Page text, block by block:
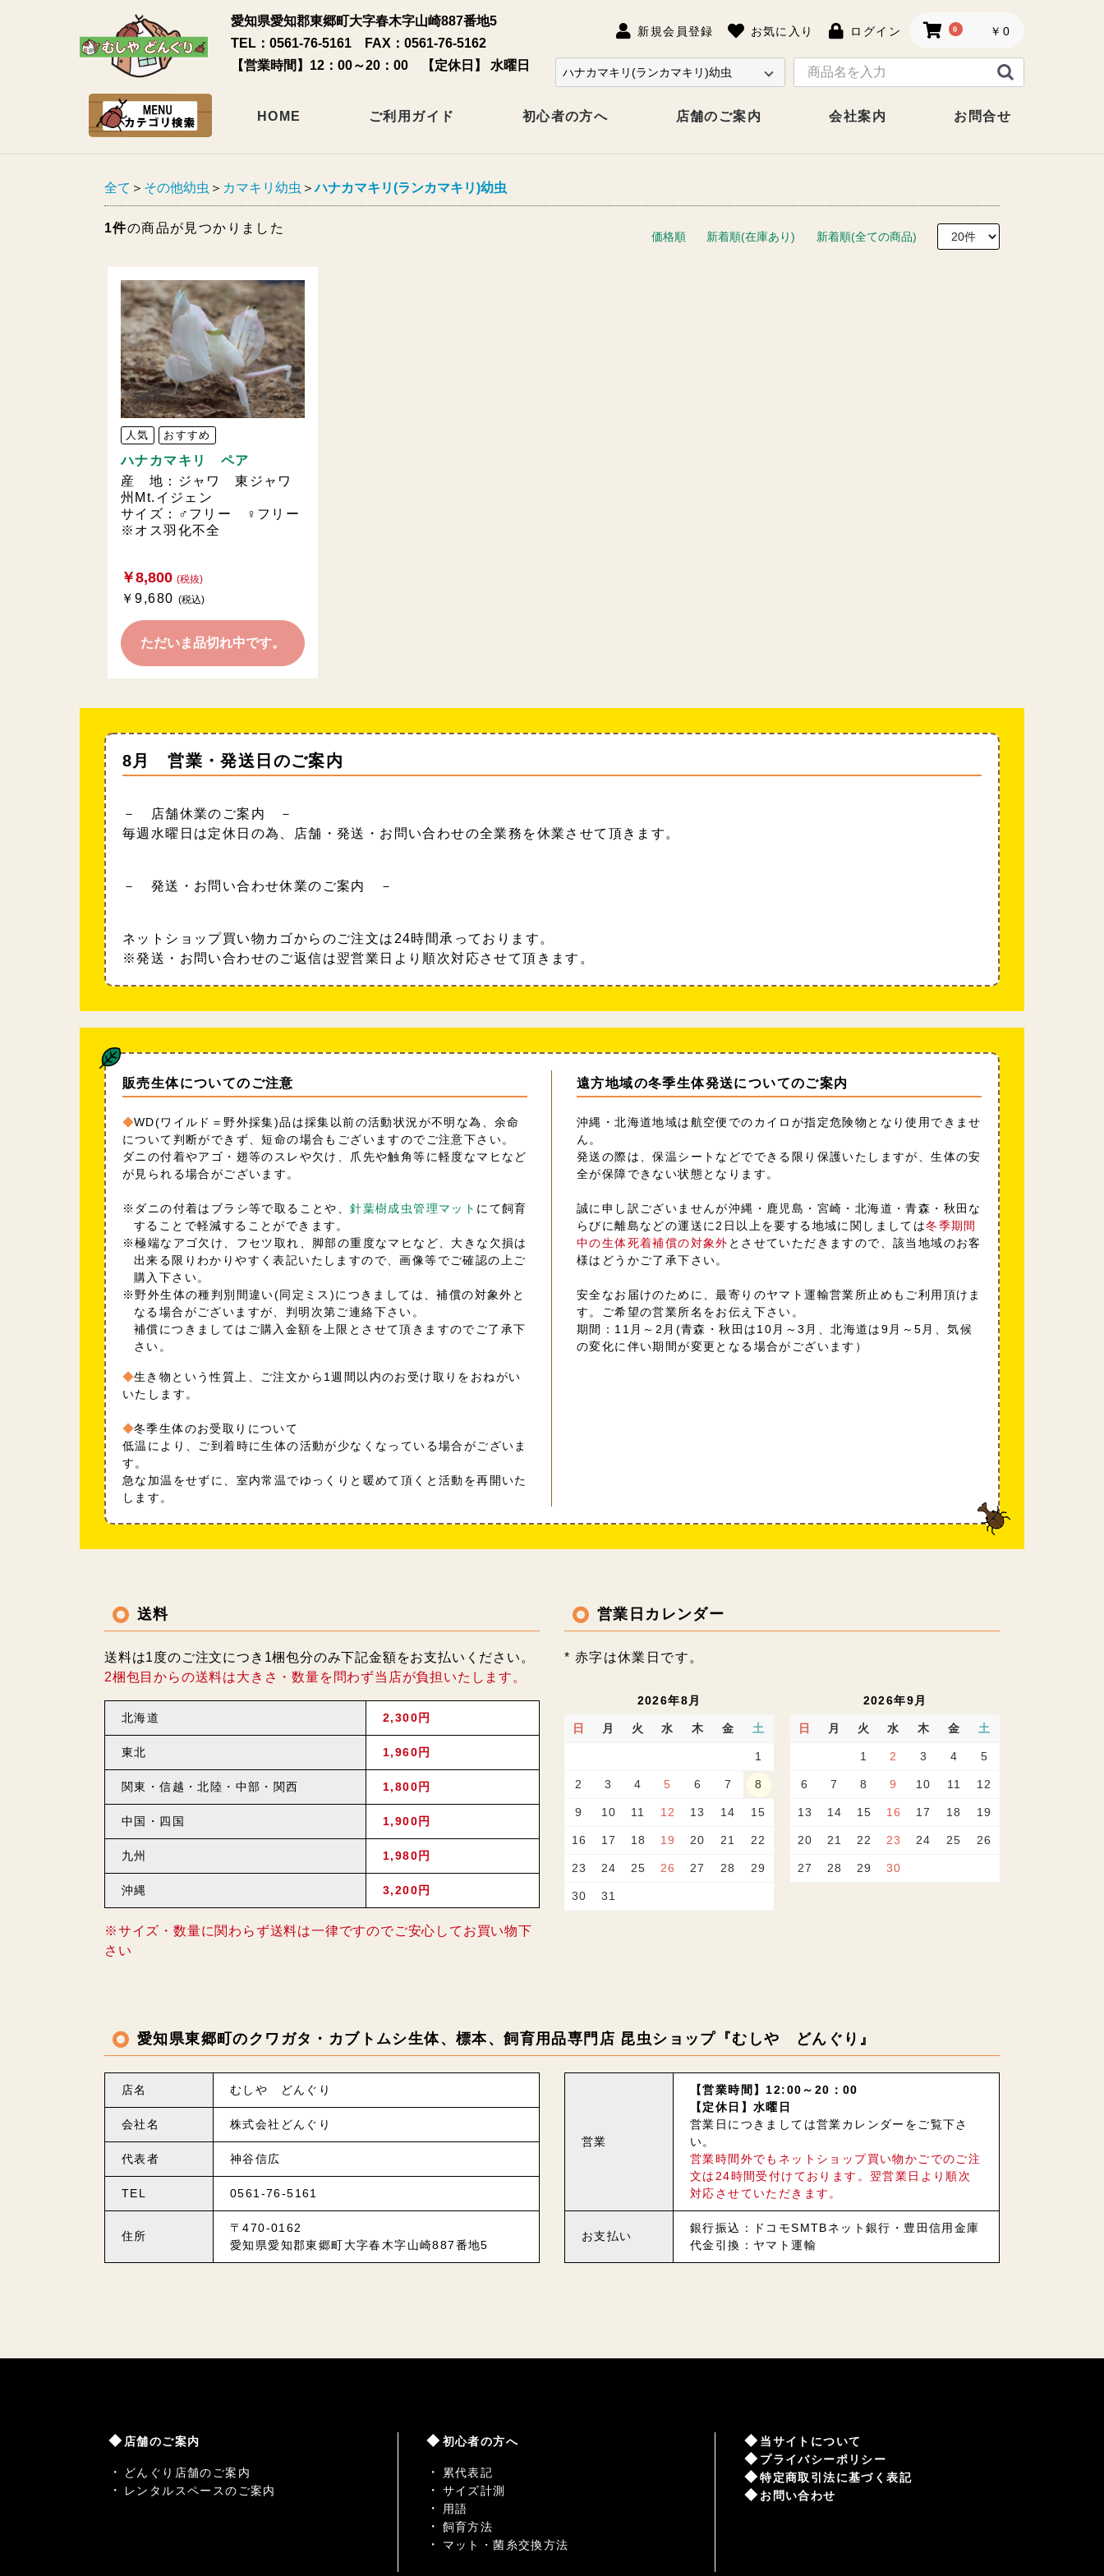
愛知県愛知郡東郷町大字春木字山崎887番地5
TEL：0561-76-5161 FAX：0561-76-5162
【営業時間】12：00～20：00 【定休日】 水曜日
新規会員登録 お気に入り ログイン 0 ￥0
HOME ご利用ガイド 初心者の方へ 店舗のご案内 会社案内 お問合せ
全て ＞ その他幼虫 ＞ カマキリ幼虫 ＞ハナカマキリ(ランカマキリ)幼虫
1件の商品が見つかりました
価格順 新着順(在庫あり) 新着順(全ての商品)
人気 おすすめ
ハナカマキリ ペア
産 地：ジャワ 東ジャワ
州Mt.イジェン
サイズ：♂フリー ♀フリー
※オス羽化不全
￥8,800 (税抜)
￥9,680 (税込)
ただいま品切れ中です。
8月 営業・発送日のご案内
－ 店舗休業のご案内 －
毎週水曜日は定休日の為、店舗・発送・お問い合わせの全業務を休業させて頂きます。
－ 発送・お問い合わせ休業のご案内 －
ネットショップ買い物カゴからのご注文は24時間承っております。
※発送・お問い合わせのご返信は翌営業日より順次対応させて頂きます。
販売生体についてのご注意
WD(ワイルド＝野外採集)品は採集以前の活動状況が不明な為、余命
について判断ができず、短命の場合もございますのでご注意下さい。
ダニの付着やアゴ・翅等のスレや欠け、爪先や触角等に軽度なマヒなど
が見られる場合がございます。
※ダニの付着はブラシ等で取ることや、針葉樹成虫管理マット にて飼育
することで軽減することができます。
※極端なアゴ欠け、フセツ取れ、脚部の重度なマヒなど、大きな欠損は
出来る限りわかりやすく表記いたしますので、画像等でご確認の上ご
購入下さい。
※野外生体の種判別間違い(同定ミス)につきましては、補償の対象外と
なる場合がございますが、判明次第ご連絡下さい。
補償につきましてはご購入金額を上限とさせて頂きますのでご了承下
さい。
生き物という性質上、ご注文から1週間以内のお受け取りをおねがい
いたします。
冬季生体のお受取りについて
低温により、ご到着時に生体の活動が少なくなっている場合がございま
す。
急な加温をせずに、室内常温でゆっくりと暖めて頂くと活動を再開いた
します。
遠方地域の冬季生体発送についてのご案内
沖縄・北海道地域は航空便でのカイロが指定危険物となり使用できませ
ん。
発送の際は、保温シートなどでできる限り保護いたしますが、生体の安
全が保障できない状態となります。
誠に申し訳ございませんが沖縄・鹿児島・宮崎・北海道・青森・秋田な
らびに離島などの運送に2日以上を要する地域に関しましては冬季期間
中の生体死着補償の対象外 とさせていただきますので、該当地域のお客
様はどうかご了承下さい。
安全なお届けのために、最寄りのヤマト運輸営業所止めもご利用頂けま
す。ご希望の営業所名をお伝え下さい。
期間：11月～2月(青森・秋田は10月～3月、北海道は9月～5月、気候
の変化に伴い期間が変更となる場合がございます）
送料
送料は1度のご注文につき1梱包分のみ下記金額をお支払いください。
2梱包目からの送料は大きさ・数量を問わず当店が負担いたします。
北海道 2,300円
東北 1,960円
関東・信越・北陸・中部・関西 1,800円
中国・四国 1,900円
九州 1,980円
沖縄 3,200円
※サイズ・数量に関わらず送料は一律ですのでご安心してお買い物下
さい
営業日カレンダー
* 赤字は休業日です。
2026年8月
日 月 火 水 木 金 土
1
2 3 4 5 6 7 8
9 10 11 12 13 14 15
16 17 18 19 20 21 22
23 24 25 26 27 28 29
30 31
2026年9月
日 月 火 水 木 金 土
1 2 3 4 5
6 7 8 9 10 11 12
13 14 15 16 17 18 19
20 21 22 23 24 25 26
27 28 29 30
愛知県東郷町のクワガタ・カブトムシ生体、標本、飼育用品専門店 昆虫ショップ『むしや どんぐり』
店名 むしや どんぐり
会社名 株式会社どんぐり
代表者 神谷信広
TEL 0561-76-5161
住所
〒470-0162
愛知県愛知郡東郷町大字春木字山崎887番地5
営業
【営業時間】12:00～20：00
【定休日】水曜日
営業日につきましては営業カレンダーをご覧下さ
い。
営業時間外でもネットショップ買い物かごでのご注
文は24時間受付けております。翌営業日より順次
対応させていただきます。
お支払い
銀行振込：ドコモSMTBネット銀行・豊田信用金庫
代金引換：ヤマト運輸
店舗のご案内
どんぐり店舗のご案内
レンタルスペースのご案内
初心者の方へ
累代表記
サイズ計測
用語
飼育方法
マット・菌糸交換方法
当サイトについて
プライバシーポリシー
特定商取引法に基づく表記
お問い合わせ